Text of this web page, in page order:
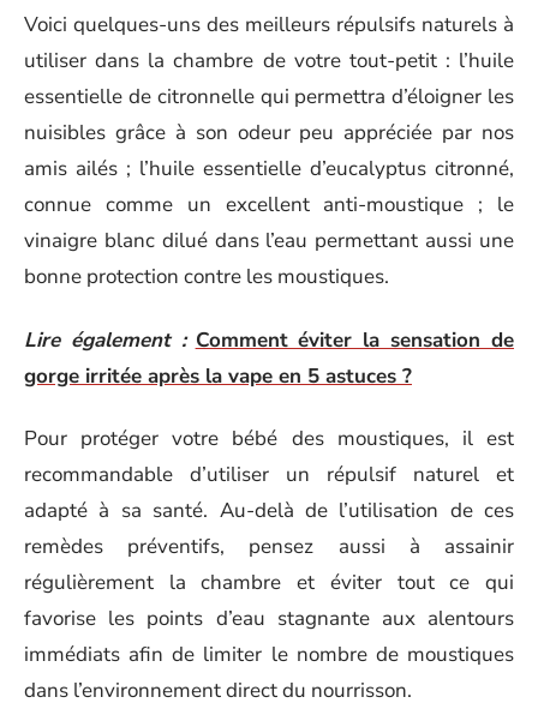
Voici quelques-uns des meilleurs répulsifs naturels à
utiliser dans la chambre de votre tout-petit : l’huile
essentielle de citronnelle qui permettra d’éloigner les
nuisibles grâce à son odeur peu appréciée par nos
amis ailés ; l’huile essentielle d’eucalyptus citronné,
connue comme un excellent anti-moustique ; le
vinaigre blanc dilué dans l’eau permettant aussi une
bonne protection contre les moustiques.
Lire également : Comment éviter la sensation de
gorge irritée après la vape en 5 astuces ?
Pour protéger votre bébé des moustiques, il est
recommandable d’utiliser un répulsif naturel et
adapté à sa santé. Au-delà de l’utilisation de ces
remèdes préventifs, pensez aussi à assainir
régulièrement la chambre et éviter tout ce qui
favorise les points d’eau stagnante aux alentours
immédiats afin de limiter le nombre de moustiques
dans l’environnement direct du nourrisson.